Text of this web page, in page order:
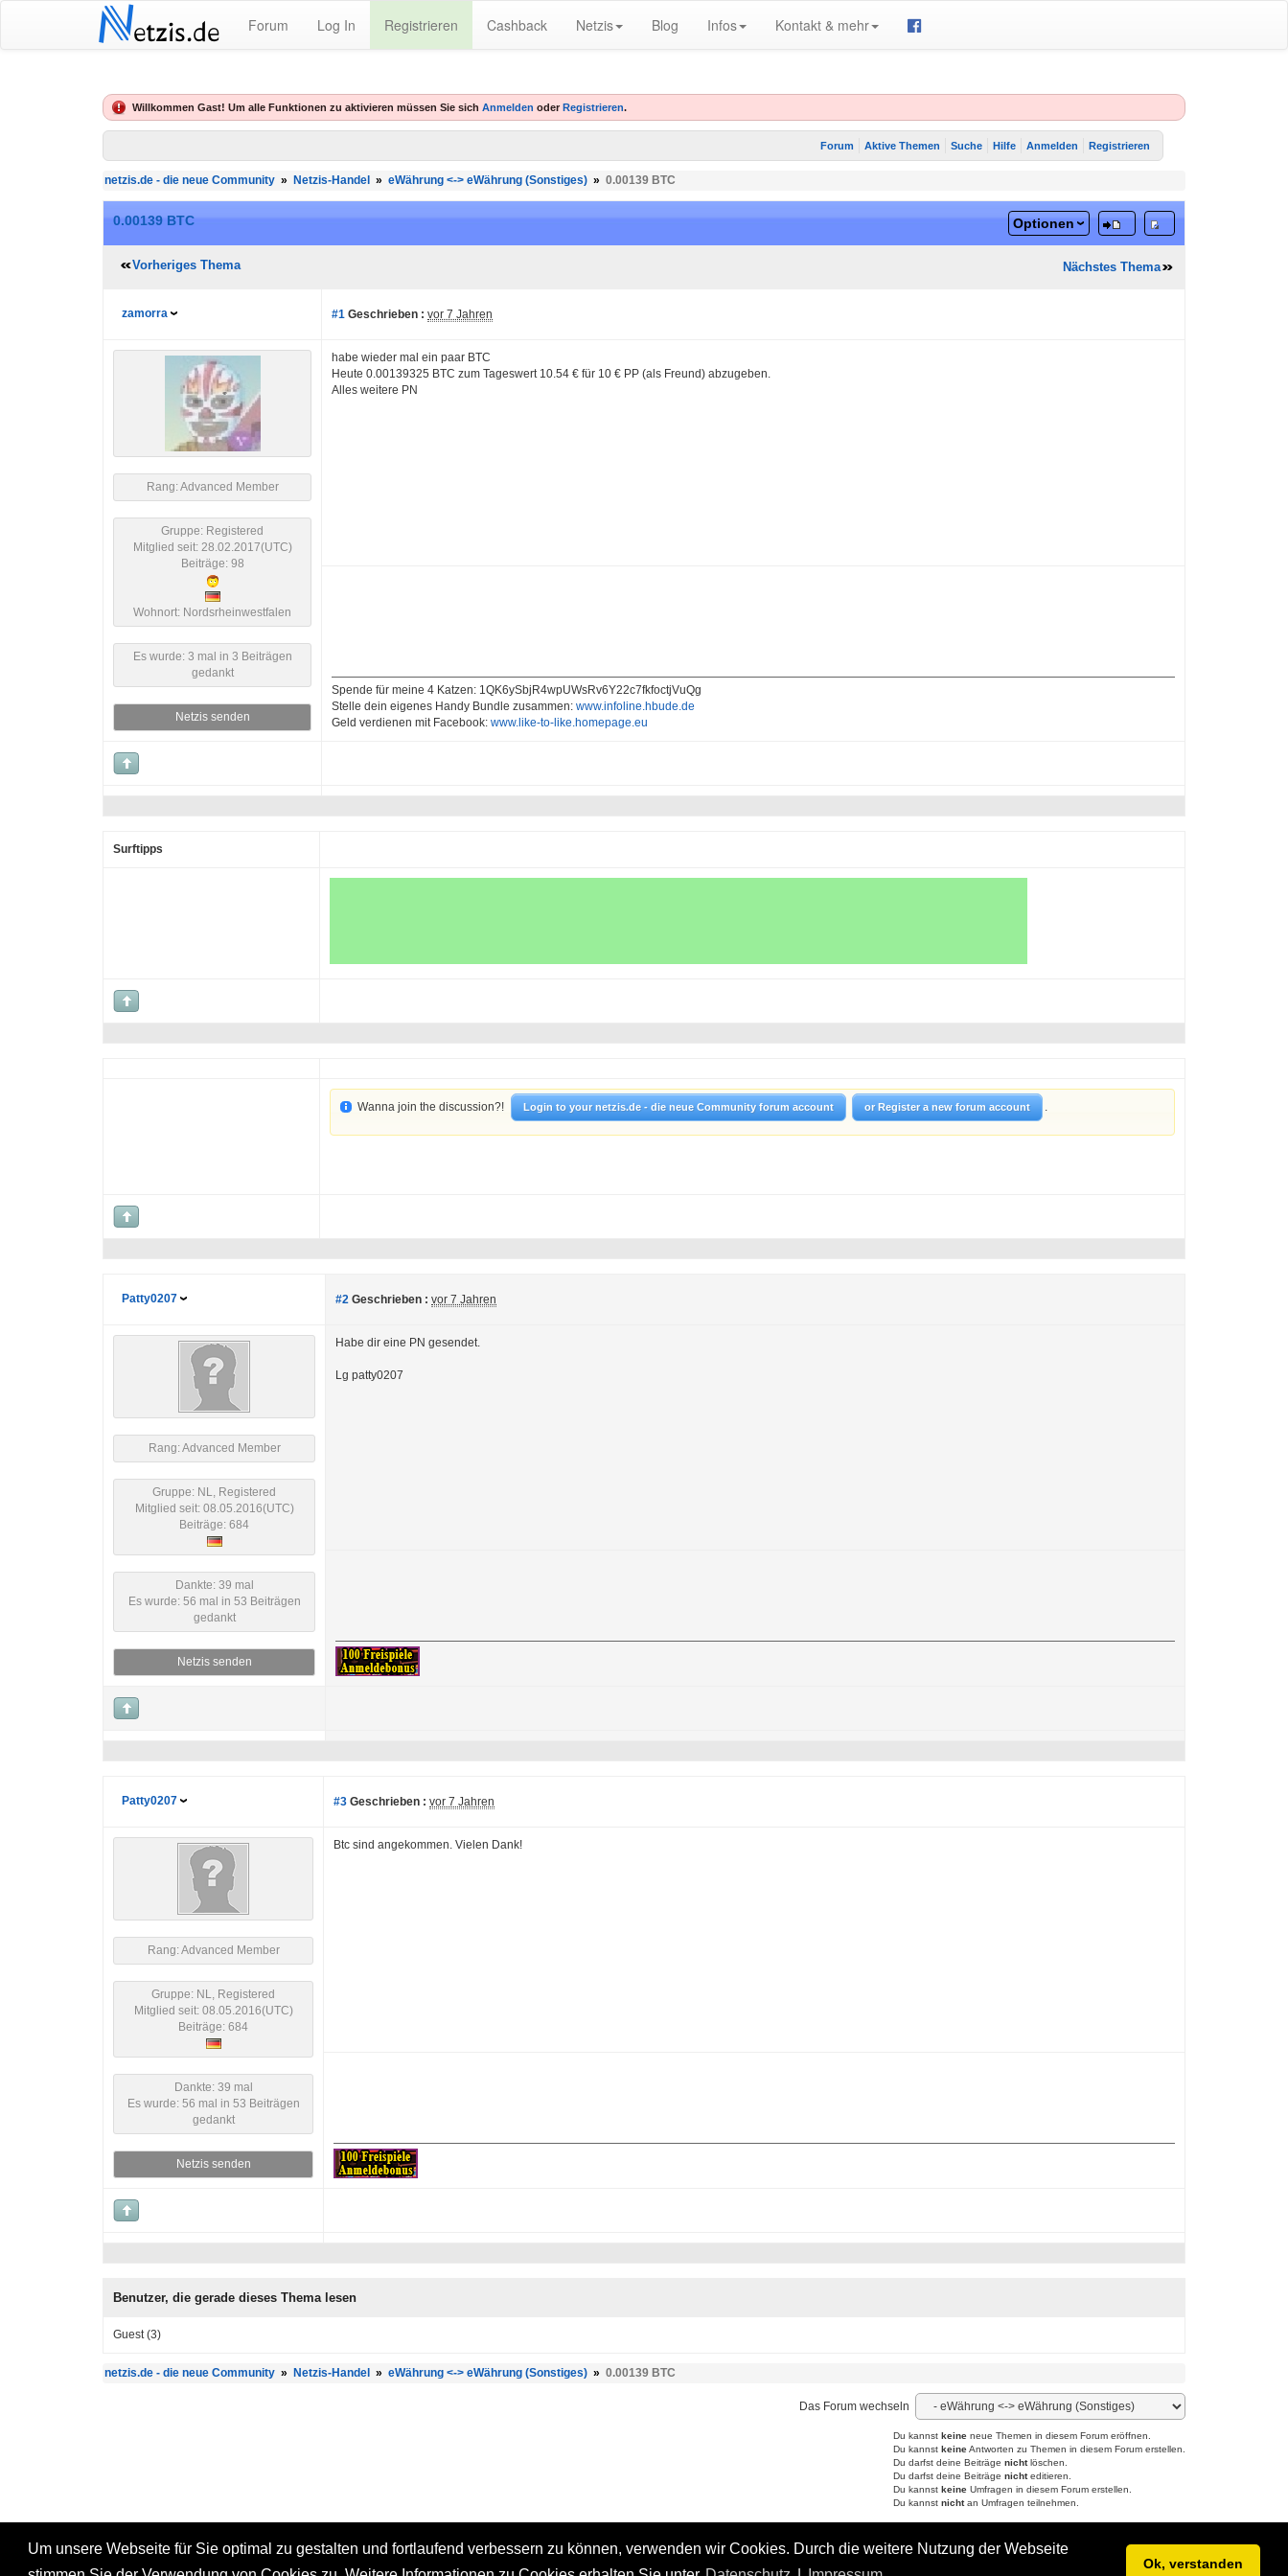
Um unsere Webseite für Sie optimal zu gestalten und fortlaufend verbessern zu können, verwenden wir Cookies. Durch die weitere Nutzung der Webseite
Ok, verstanden
Netzis.de Forum Log In Registrieren Cashback Netzis Blog Infos Kontakt & mehr
Willkommen Gast! Um alle Funktionen zu aktivieren müssen Sie sich Anmelden oder Registrieren.
Forum Aktive Themen Suche Hilfe Anmelden Registrieren
netzis.de - die neue Community » Netzis-Handel » eWährung <-> eWährung (Sonstiges) » 0.00139 BTC
0.00139 BTC Optionen
Vorheriges Thema Nächstes Thema
zamorra #1 Geschrieben : vor 7 Jahren
Rang: Advanced Member
Gruppe: Registered
Mitglied seit: 28.02.2017(UTC)
Beiträge: 98
Wohnort: Nordsrheinwestfalen
Es wurde: 3 mal in 3 Beiträgen
gedankt
Netzis senden
habe wieder mal ein paar BTC
Heute 0.00139325 BTC zum Tageswert 10.54 € für 10 € PP (als Freund) abzugeben.
Alles weitere PN
Spende für meine 4 Katzen: 1QK6ySbjR4wpUWsRv6Y22c7fkfoctjVuQg
Stelle dein eigenes Handy Bundle zusammen: www.infoline.hbude.de
Geld verdienen mit Facebook: www.like-to-like.homepage.eu
Surftipps
Wanna join the discussion?! Login to your netzis.de - die neue Community forum account or Register a new forum account .
Patty0207 #2 Geschrieben : vor 7 Jahren
Rang: Advanced Member
Gruppe: NL, Registered
Mitglied seit: 08.05.2016(UTC)
Beiträge: 684
Dankte: 39 mal
Es wurde: 56 mal in 53 Beiträgen
gedankt
Netzis senden
Habe dir eine PN gesendet.
Lg patty0207
Patty0207 #3 Geschrieben : vor 7 Jahren
Rang: Advanced Member
Gruppe: NL, Registered
Mitglied seit: 08.05.2016(UTC)
Beiträge: 684
Dankte: 39 mal
Es wurde: 56 mal in 53 Beiträgen
gedankt
Netzis senden
Btc sind angekommen. Vielen Dank!
Benutzer, die gerade dieses Thema lesen
Guest(3)
netzis.de - die neue Community » Netzis-Handel » eWährung <-> eWährung (Sonstiges) » 0.00139 BTC
Das Forum wechseln
Du kannst keine neue Themen in diesem Forum eröffnen.
Du kannst keineAntworten zu Themen in diesem Forum erstellen.
Du darfst deine Beiträge nichtlöschen.
Du darfst deine Beiträge nichteditieren.
Du kannst keine Umfragen in diesem Forum erstellen.
Du kannst nichtan Umfragen teilnehmen.
Diese Seite wurde in 0.127 Sekunden generiert.